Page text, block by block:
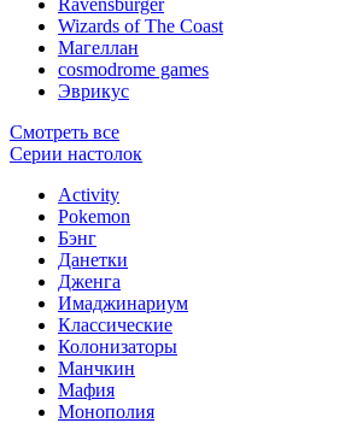
Ravensburger
Wizards of The Coast
Магеллан
сosmodrome games
Эврикус
Смотреть все
Серии настолок
Activity
Pokemon
Бэнг
Данетки
Дженга
Имаджинариум
Классические
Колонизаторы
Манчкин
Мафия
Монополия